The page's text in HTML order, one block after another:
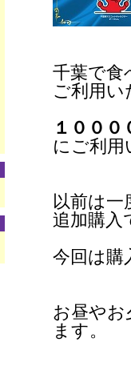
千葉で
ご利用
１０００
にご利
以前は
追加購入
今回は購
お昼やお
ます。